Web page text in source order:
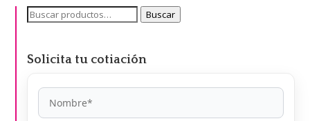
Buscar
Buscar
Solicita tu cotiación